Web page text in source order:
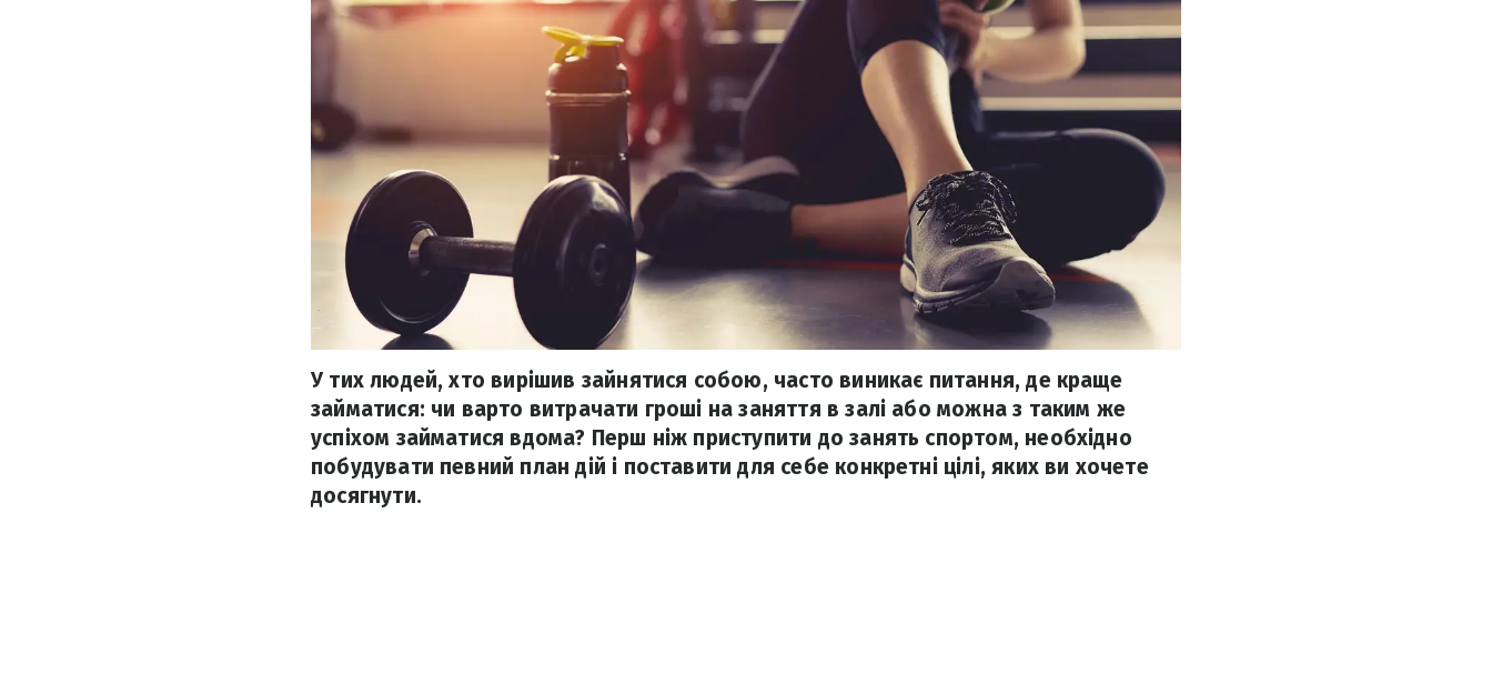
У тих людей, хто вирішив зайнятися собою, часто виникає питання, де краще
займатися: чи варто витрачати гроші на заняття в залі або можна з таким же
успіхом займатися вдома? Перш ніж приступити до занять спортом, необхідно
побудувати певний план дій і поставити для себе конкретні цілі, яких ви хочете
досягнути.